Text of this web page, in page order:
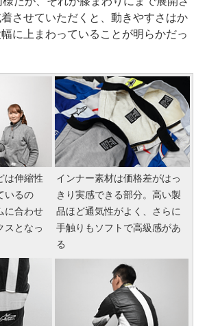
させていただくと、動きやすさはか
に上まわっていることが明らかだっ
は伸縮性
いるの
に合わせ
スとなっ
インナー素材は価格差がはっ
きり実感できる部分。高い製
品ほど通気性がよく、さらに
手触りもソフトで高級感があ
る